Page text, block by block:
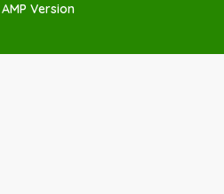
Version